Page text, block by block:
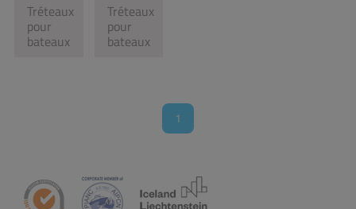
Tréteaux
pour
bateaux
Tréteaux
pour
bateaux
1